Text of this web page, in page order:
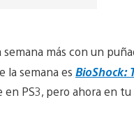
más con un
la semana es BioShock:
PS3, pero ahora en tu